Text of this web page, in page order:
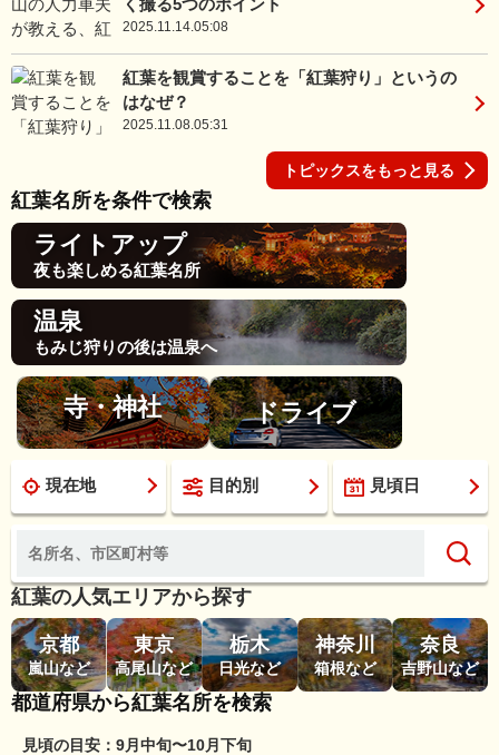
く撮る5つのポイント
2025.11.14.05:08
紅葉を観賞することを「紅葉狩り」というの
はなぜ？
2025.11.08.05:31
トピックスをもっと見る
紅葉名所を条件で検索
ライトアップ
夜も楽しめる紅葉名所
温泉
もみじ狩りの後は温泉へ
寺・神社 ドライブ
現在地 目的別 見頃日
紅葉の人気エリアから探す
京都
嵐山など
東京
高尾山など
栃木
日光など
神奈川
箱根など
奈良
吉野山など
都道府県から紅葉名所を検索
見頃の目安：9月中旬〜10月下旬